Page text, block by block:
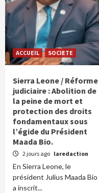
ACCUEIL SOCIETE
Sierra Leone / Réforme
judiciaire : Abolition de
la peine de mort et
protection des droits
fondamentaux sous
l’égide du Président
Maada Bio.
2 jours ago laredaction
En Sierra Leone, le
président Julius Maada Bio
a inscrit...